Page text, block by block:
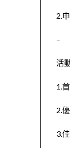
2.
–
活
1.
2.
3.